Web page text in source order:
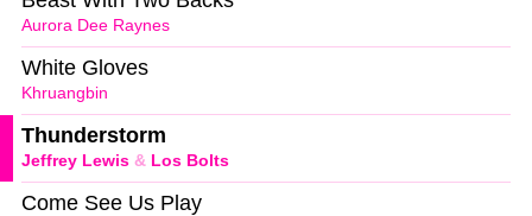
Aurora Dee Raynes
Khruangbin
White Gloves
Jeffrey Lewis & Los Bolts
Thunderstorm
Come See Us Play